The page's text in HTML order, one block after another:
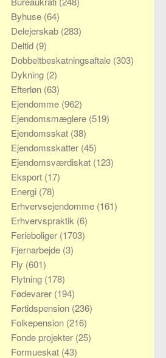
Byhuse (64)
Delejerskab (283)
Deltid (9)
Dobbeltbeskatningsaftale (303)
Dykning (2)
Efterløn (63)
Ejendomme (962)
Ejendomsmæglere (519)
Ejendomsskat (38)
Ejendomsskatter (45)
Ejendomsværdiskat (123)
Eksport (17)
Energi (78)
Erhvervsejendomme (161)
Erhvervspraktik (6)
Ferieboliger (1703)
Fjernarbejde (3)
Fly (601)
Flytning (178)
Fødevarer (194)
Førtidspension (236)
Folkepension (216)
Fonde projekter (25)
Formueskat (43)